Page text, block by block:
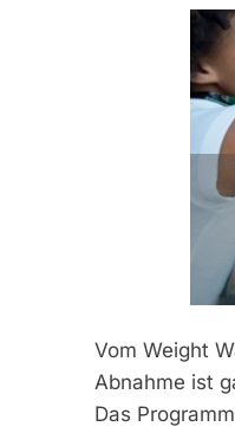
Vom Weight
Abnahme ist
Das